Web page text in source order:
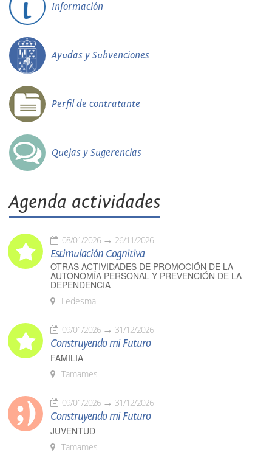
Información
Ayudas y Subvenciones
Perfil de contratante
Quejas y Sugerencias
Agenda actividades
08/01/2026 26/11/2026
Estimulación Cognitiva
OTRAS ACTIVIDADES DE PROMOCIÓN DE LA
AUTONOMÍA PERSONAL Y PREVENCIÓN DE LA
DEPENDENCIA
Ledesma
09/01/2026 31/12/2026
Construyendo mi Futuro
FAMILIA
Tamames
09/01/2026 31/12/2026
Construyendo mi Futuro
JUVENTUD
Tamames